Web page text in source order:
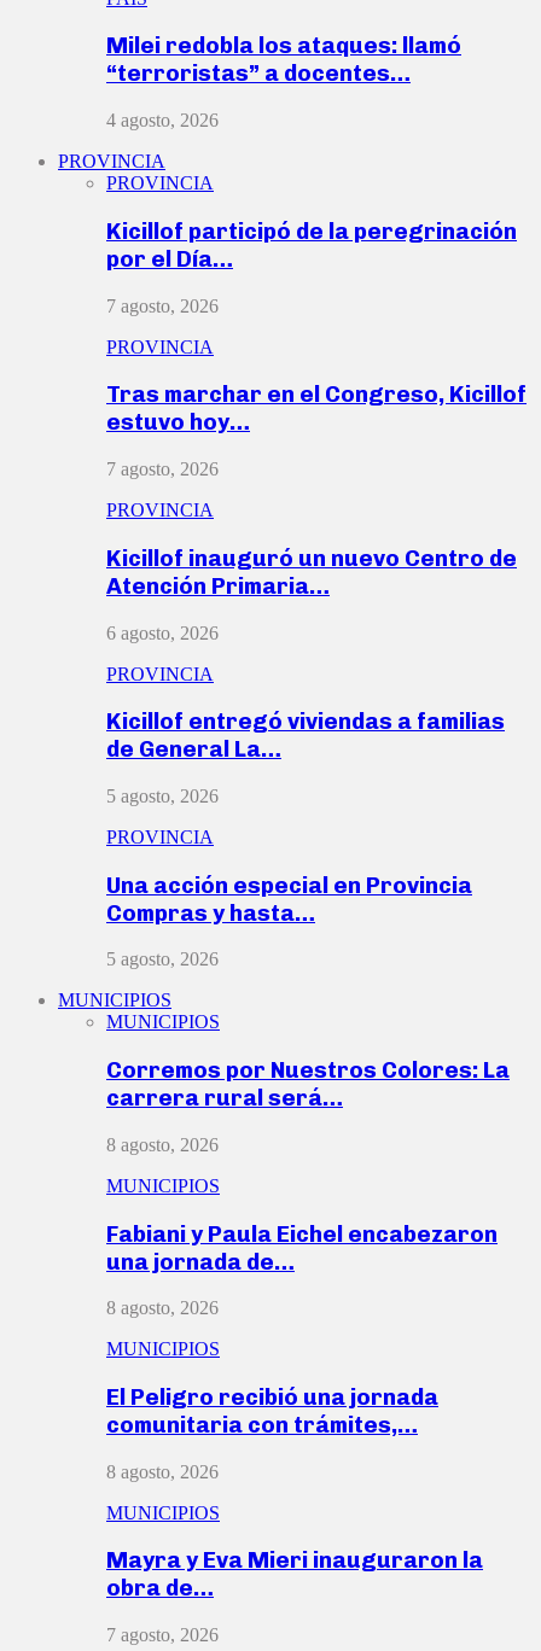
Milei redobla los ataques: llamó
“terroristas” a docentes…
4 agosto, 2026
PROVINCIA
PROVINCIA
Kicillof participó de la peregrinación
por el Día…
7 agosto, 2026
PROVINCIA
Tras marchar en el Congreso, Kicillof
estuvo hoy…
7 agosto, 2026
PROVINCIA
Kicillof inauguró un nuevo Centro de
Atención Primaria…
6 agosto, 2026
PROVINCIA
Kicillof entregó viviendas a familias
de General La…
5 agosto, 2026
PROVINCIA
Una acción especial en Provincia
Compras y hasta…
5 agosto, 2026
MUNICIPIOS
MUNICIPIOS
Corremos por Nuestros Colores: La
carrera rural será…
8 agosto, 2026
MUNICIPIOS
Fabiani y Paula Eichel encabezaron
una jornada de…
8 agosto, 2026
MUNICIPIOS
El Peligro recibió una jornada
comunitaria con trámites,…
8 agosto, 2026
MUNICIPIOS
Mayra y Eva Mieri inauguraron la
obra de…
7 agosto, 2026